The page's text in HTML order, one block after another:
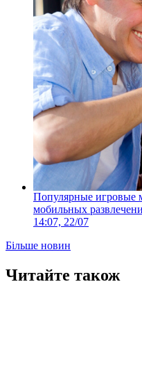
Популярные игровые
мобильных
14:07, 22/07
Більше новин
Читайте також